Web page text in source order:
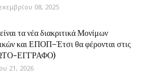
08, 2025
τα νέα διακριτικά Μονίμων
και ΕΠΟΠ–Έτσι θα φέρονται στις
ΕΓΓΡΑΦΟ)
21, 2026